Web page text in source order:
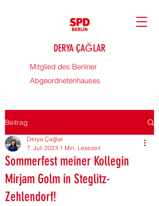
DERYA ÇAĞLAR
Mitglied des Berliner
Abgeordnetenhauses
Beitrag
Sommerfest meiner Kollegin
Mirjam Golm in Steglitz-
Zehlendorf!
Derya Çağlar
7. Juli 2023 1 Min. Lesezeit